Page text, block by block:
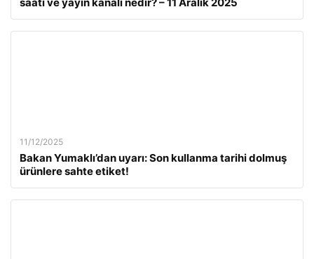
11/12/2025
Bakan Yumaklı’dan uyarı: Son kullanma tarihi dolmuş
ürünlere sahte etiket!